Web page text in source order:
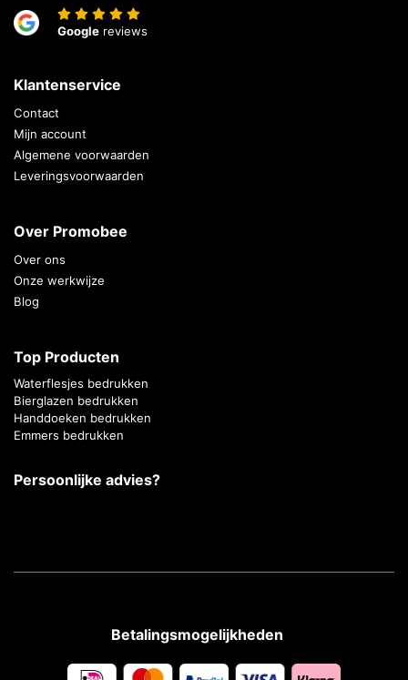
Google reviews
Klantenservice
Contact
Mijn account
Algemene voorwaarden
Leveringsvoorwaarden
Over Promobee
Over ons
Onze werkwijze
Blog
Top Producten
Waterflesjes bedrukken
Bierglazen bedrukken
Handdoeken bedrukken
Emmers bedrukken
Persoonlijke advies?
Betalingsmogelijkheden